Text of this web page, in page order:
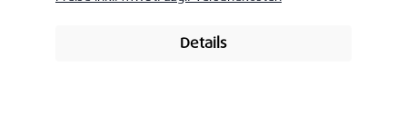
Details